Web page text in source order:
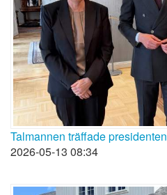
Talmannen träffade presidenten
2026-05-13 08:34